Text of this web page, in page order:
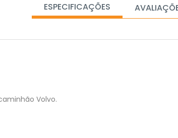
ESPECIFICAÇÕES
Volvo.